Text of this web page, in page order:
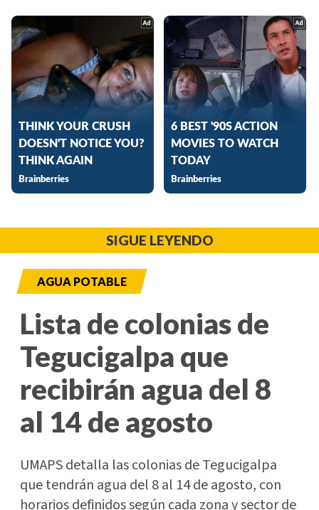
SIGUE LEYENDO
AGUA POTABLE
Lista de colonias de
Tegucigalpa que
recibirán agua del 8
al 14 de agosto
UMAPS detalla las colonias de Tegucigalpa
que tendrán agua del 8 al 14 de agosto, con
horarios definidos según cada zona y sector de